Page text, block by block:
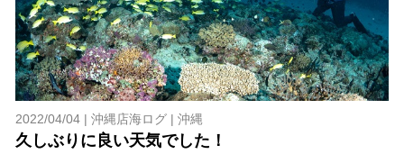
2022/04/04 | 沖縄店海ログ| 沖縄
久しぶりに良い天気でした！